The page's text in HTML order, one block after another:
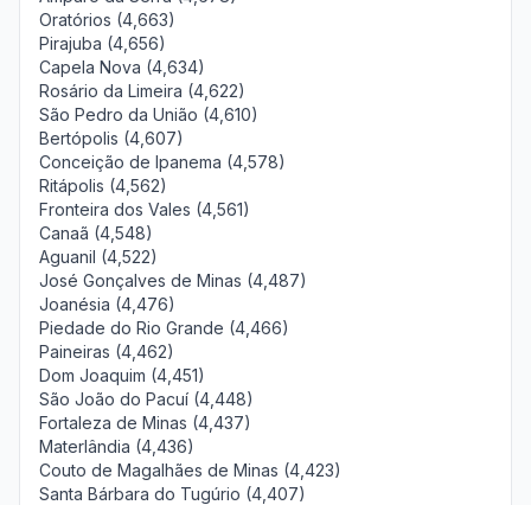
Oratórios (4,663)
Pirajuba (4,656)
Capela Nova (4,634)
Rosário da Limeira (4,622)
São Pedro da União (4,610)
Bertópolis (4,607)
Conceição de Ipanema (4,578)
Ritápolis (4,562)
Fronteira dos Vales (4,561)
Canaã (4,548)
Aguanil (4,522)
José Gonçalves de Minas (4,487)
Joanésia (4,476)
Piedade do Rio Grande (4,466)
Paineiras (4,462)
Dom Joaquim (4,451)
São João do Pacuí (4,448)
Fortaleza de Minas (4,437)
Materlândia (4,436)
Couto de Magalhães de Minas (4,423)
Santa Bárbara do Tugúrio (4,407)